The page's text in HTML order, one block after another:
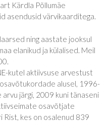
Kärdla Põllumäe
asendusid värvikaarditega.
ning aastate jooksul
elanikud ja külalised. Meil
kutel aktiivsuse arvestust
alusel, 1996-
järgi, 2009 kuni tänaseni
osavõtjate
Rist, kes on osalenud 839